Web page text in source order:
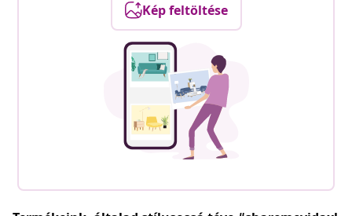
Kép feltöltése